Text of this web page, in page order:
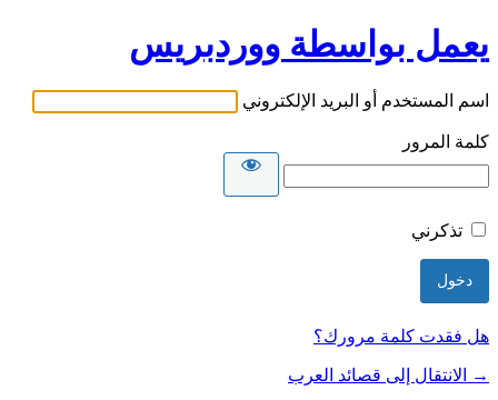
يعمل بواسطة ووردبريس
اسم المستخدم أو البريد الإلكتروني
كلمة المرور
تذكرني
هل فقدت كلمة مرورك؟
→ الانتقال إلى قصائد العرب